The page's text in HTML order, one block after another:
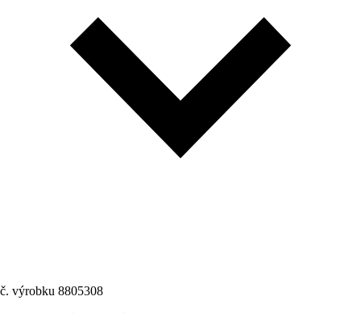
č. výrobku 8805308